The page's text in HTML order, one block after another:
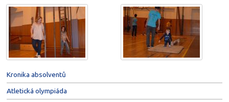
Kronika absolventů
Atletická olympiáda